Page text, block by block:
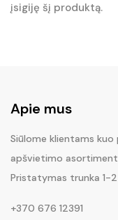
įsigiję šį produktą.
Apie mus
Siūlome klientams
apšvietimo
Pristatymas trunka 1-
+370 676 12391